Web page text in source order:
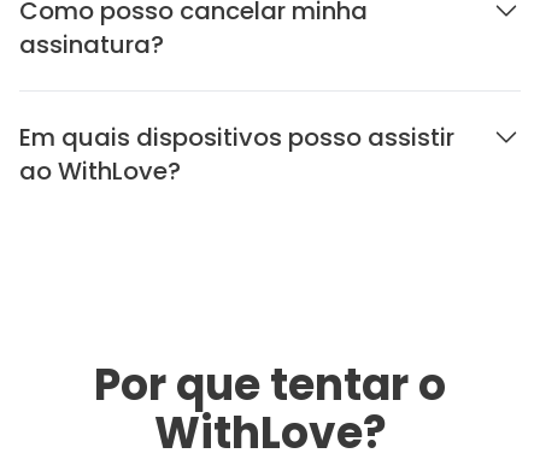
Como posso cancelar minha
assinatura?
Em quais dispositivos posso assistir
ao WithLove?
Por que tentar o
WithLove?